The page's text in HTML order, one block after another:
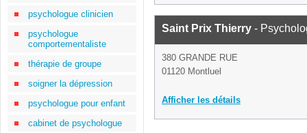
psychologue clinicien
psychologue
comportementaliste
thérapie de groupe
soigner la dépression
psychologue pour enfant
cabinet de psychologue
Saint Prix Thierry -
380 GRANDE RUE
01120 Montluel
Afficher les détails